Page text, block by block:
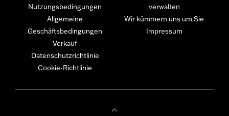
Nutzungsbedingungen
Allgemeine
Geschäftsbedingungen
Verkauf
Datenschutzrichtlinie
Cookie-Richtlinie
verwalten
Wir kümmern uns um Sie
Impressum